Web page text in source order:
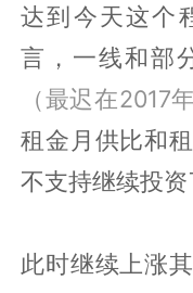
达到今天这个
言，一线和部
（最迟在2017
租金月供比和
不支持继续投资
此时继续上涨